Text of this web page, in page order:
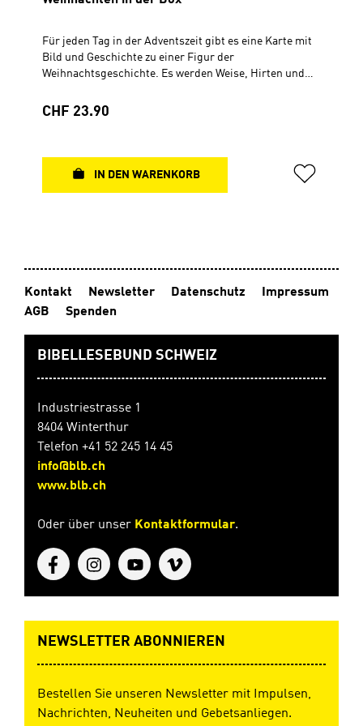
Für jeden Tag in der Adventszeit gibt es eine Karte mit
Bild und Geschichte zu einer Figur der
Weihnachtsgeschichte. Es werden Weise, Hirten und
das einmal selber ein guter Hirte und ein weiser König
(10,5 x 10,5 cm) mit 24 Doppelkarten (9,5 x 9,5 cm)4-
Regulärer Preis:
CHF 23.90
IN DEN WARENKORB
Kontakt Newsletter Datenschutz
Impressum
AGB
Spenden
BIBELLESEBUND SCHWEIZ
Industriestrasse 1
8404 Winterthur
Telefon +41 52 245 14 45
info@blb.ch
www.blb.ch
Oder über unser Kontaktformular.
NEWSLETTER ABONNIEREN
Bestellen Sie unseren Newsletter mit Impulsen,
Nachrichten, Neuheiten und Gebetsanliegen.